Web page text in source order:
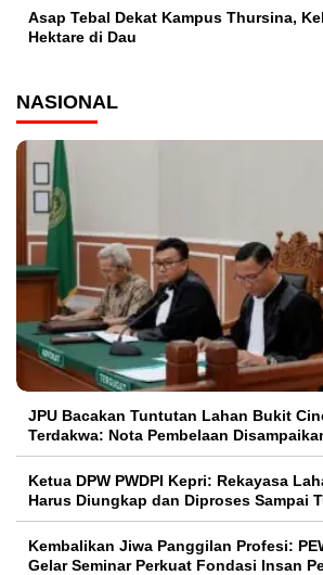
Asap Tebal Dekat Kampus Thursina,
Hektare di Dau
NASIONAL
JPU Bacakan Tuntutan Lahan Bukit
Terdakwa: Nota Pembelaan
Ketua DPW PWDPI Kepri: Rekayasa
Harus Diungkap dan Diproses Sampai
Kembalikan Jiwa Panggilan Profesi:
Gelar Seminar Perkuat Fondasi Insan